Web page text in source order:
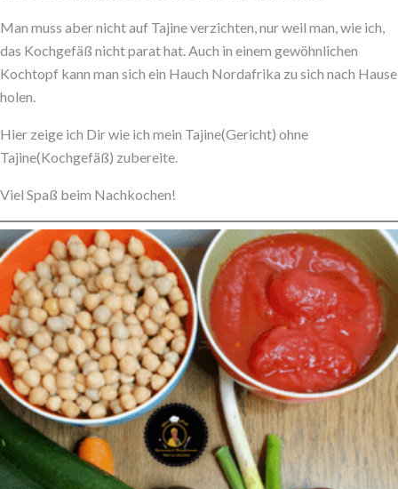
Man muss aber nicht auf Tajine verzichten, nur weil man, wie ich,
das Kochgefäß nicht parat hat. Auch in einem gewöhnlichen
Kochtopf kann man sich ein Hauch Nordafrika zu sich nach Hause
holen.
Hier zeige ich Dir wie ich mein Tajine(Gericht) ohne
Tajine(Kochgefäß) zubereite.
Viel Spaß beim Nachkochen!